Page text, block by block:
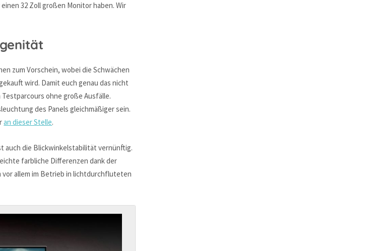
32 Zoll großen Monitor haben. Wir
zum Vorschein, wobei die Schwächen
wird. Damit euch genau das nicht
ohne große Ausfälle.
des Panels gleichmäßiger sein.
an dieser Stelle.
auch die Blickwinkelstabilität vernünftig.
farbliche Differenzen dank der
vor allem im Betrieb in lichtdurchfluteten